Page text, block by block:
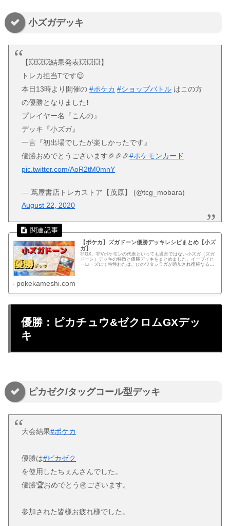
小ズガデッキ
【💥💥💥結果発表💥💥💥】
トレカ担当Tです😌
本日13時より開催の#ポケカ #ショップバトル はこの方
の優勝となりました❗️
プレイヤー名『こんの』
デッキ『小ズガ』
一言『初出場でしたが楽しかったです』
優勝おめでとうございます🎉🎉🎉#ポケモンカード
pic.twitter.com/AoR2tM0mnY
— 蔦屋書店トレカストア【茂原】 (@tcg_mobara)
August 22, 2020
【ポケカ】ズガドーン優勝デッキレシピまとめ【小ズ
ガ】
非GX、非Vポケモンの代表といっても過言ではない小ズガ（ズガ
ドーン）デッキの特徴と優勝デッキをまとめました。イーブイヒ
ーローズにて特性わたはこびのワタシラガが追加され復権なる
pokekameshi.com
優勝：ピカチュウ&ゼクロムGXデッ
キ
ピカゼク/タッグコール型デッキ
大会結果#ポケカ
優勝は#ピカゼク
を使用したちぇんさんでした。
優勝🏆おめでとう㊗️ございます。
参加された皆様お疲れ様でした。